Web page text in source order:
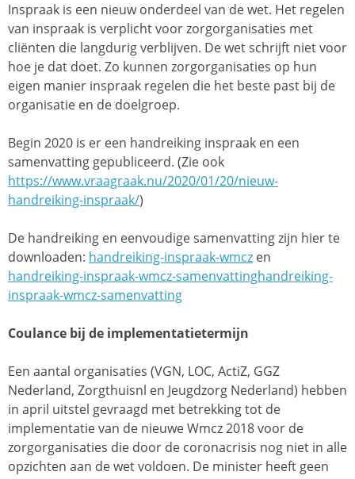
Inspraak is een nieuw onderdeel van de wet. Het regelen
van inspraak is verplicht voor zorgorganisaties met
cliënten die langdurig verblijven. De wet schrijft niet voor
hoe je dat doet. Zo kunnen zorgorganisaties op hun
eigen manier inspraak regelen die het beste past bij de
organisatie en de doelgroep.
Begin 2020 is er een handreiking inspraak en een
samenvatting gepubliceerd. (Zie ook
https://www.vraagraak.nu/2020/01/20/nieuw-
handreiking-inspraak/)
De handreiking en eenvoudige samenvatting zijn hier te
downloaden: handreiking-inspraak-wmcz en
handreiking-inspraak-wmcz-samenvattinghandreiking-
inspraak-wmcz-samenvatting
Coulance bij de implementatietermijn
Een aantal organisaties (VGN, LOC, ActiZ, GGZ
Nederland, Zorgthuisnl en Jeugdzorg Nederland) hebben
in april uitstel gevraagd met betrekking tot de
implementatie van de nieuwe Wmcz 2018 voor de
zorgorganisaties die door de coronacrisis nog niet in alle
opzichten aan de wet voldoen. De minister heeft geen